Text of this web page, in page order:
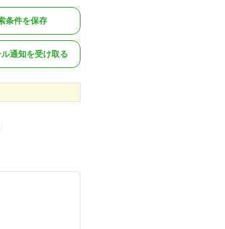
条件を保存
通知を受け取る